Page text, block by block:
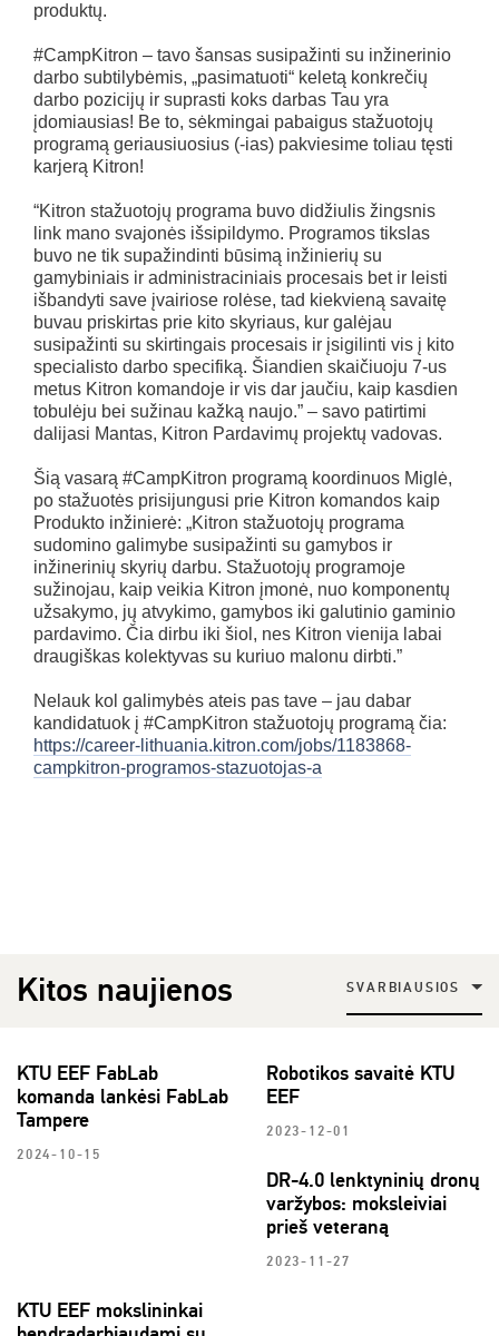
produktų.
#CampKitron – tavo šansas susipažinti su inžinerinio
darbo subtilybėmis, „pasimatuoti“ keletą konkrečių
darbo pozicijų ir suprasti koks darbas Tau yra
įdomiausias! Be to, sėkmingai pabaigus stažuotojų
programą geriausiuosius (-ias) pakviesime toliau tęsti
karjerą Kitron!
“Kitron stažuotojų programa buvo didžiulis žingsnis
link mano svajonės išsipildymo. Programos tikslas
buvo ne tik supažindinti būsimą inžinierių su
gamybiniais ir administraciniais procesais bet ir leisti
išbandyti save įvairiose rolėse, tad kiekvieną savaitę
buvau priskirtas prie kito skyriaus, kur galėjau
susipažinti su skirtingais procesais ir įsigilinti vis į kito
specialisto darbo specifiką. Šiandien skaičiuoju 7-us
metus Kitron komandoje ir vis dar jaučiu, kaip kasdien
tobulėju bei sužinau kažką naujo.” – savo patirtimi
dalijasi Mantas, Kitron Pardavimų projektų vadovas.
Šią vasarą #CampKitron programą koordinuos Miglė,
po stažuotės prisijungusi prie Kitron komandos kaip
Produkto inžinierė: „Kitron stažuotojų programa
sudomino galimybe susipažinti su gamybos ir
inžinerinių skyrių darbu. Stažuotojų programoje
sužinojau, kaip veikia Kitron įmonė, nuo komponentų
užsakymo, jų atvykimo, gamybos iki galutinio gaminio
pardavimo. Čia dirbu iki šiol, nes Kitron vienija labai
draugiškas kolektyvas su kuriuo malonu dirbti.”
Nelauk kol galimybės ateis pas tave – jau dabar
kandidatuok į #CampKitron stažuotojų programą čia:
https://career-lithuania.kitron.com/jobs/1183868-
campkitron-programos-stazuotojas-a
Kitos naujienos SVARBIAUSIOS
KTU EEF FabLab
komanda lankėsi FabLab
Tampere
2024-10-15
Robotikos savaitė KTU
EEF
2023-12-01
DR-4.0 lenktyninių dronų
varžybos: moksleiviai
prieš veteraną
2023-11-27
KTU EEF mokslininkai